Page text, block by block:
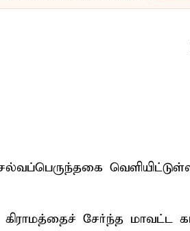
கிராமத்தைச் சேர்ந்த மாவட்ட